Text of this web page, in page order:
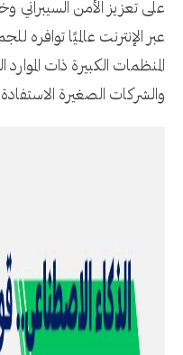
على تعزيز الأمن
عبر الإنترنت عالميًا توافره
المنظمات الكبيرة ذات
والشركات الصغيرة